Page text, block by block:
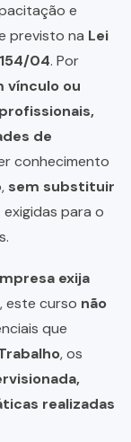
e
previsto na Lei
04. Por
vínculo ou
de
conhecimento
sem substituir
exigidas para o
exija
, este curso não
que
, os
realizadas